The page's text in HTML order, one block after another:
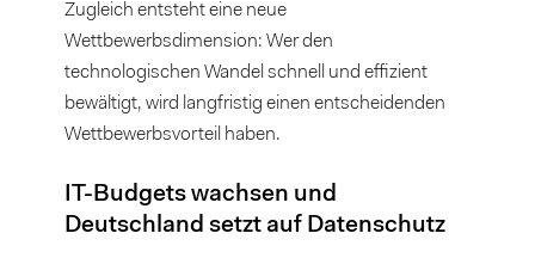
Zugleich entsteht eine neue
Wettbewerbsdimension: Wer den
technologischen Wandel schnell und effizient
bewältigt, wird langfristig einen entscheidenden
Wettbewerbsvorteil haben.
IT-Budgets wachsen und
Deutschland setzt auf Datenschutz